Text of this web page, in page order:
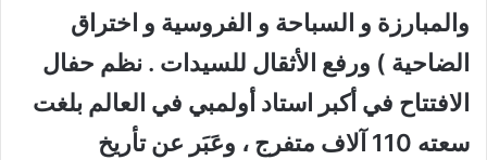
والمبارزة و السباحة و الفروسية و اختراق
الضاحية ) ورفع الأثقال للسيدات . نظم حفال
الافتتاح في أكبر استاد أولمبي في العالم بلغت
سعته 110 آلاف متفرج ، وعَبَر عن تأريخ